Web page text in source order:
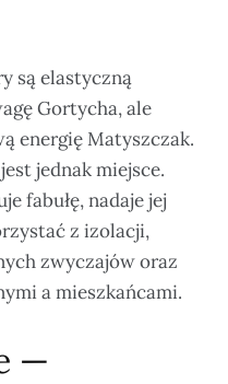
są elastyczną
Gortycha, ale
energię Matyszczak.
jednak miejsce.
fabułę, nadaje jej
z izolacji,
zwyczajów oraz
a mieszkańcami.
—